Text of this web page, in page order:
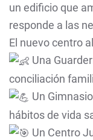
un edificio que
responde a las
El nuevo centro
Una
conciliación
Un
hábitos de vida
Un Centro